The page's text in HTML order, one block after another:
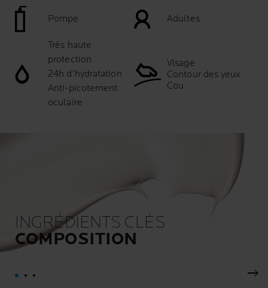
Pompe Adultes
Très haute
protection
24h d'hydratation
Anti-picotement
oculaire
Visage
Contour des yeux
Cou
INGRÉDIENTS CLÉS
COMPOSITION